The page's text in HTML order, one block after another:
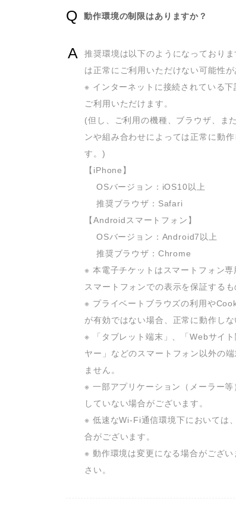
動作環境の制限はありますか？
推奨環境は以下のようになっており
は正常にご利用いただけない可能性が
※ インターネットに接続されている
ご利用いただけます。
(但し、ご利用の機種、ブラウザ、ま
ンや組み合わせによっては正常に動
す。)
【iPhone】
【Androidスマートフォン】
※ 本電子チケットはスマートフォン
スマートフォンでの表示を保証するも
※ プライベートブラウズの利用や
が有効ではない場合、正常に動作しな
※ 「タブレット端末」、「Webサイ
ヤー」などのスマートフォン以外の
ません。
※ 一部アプリケーション（メーラー
していない場合がございます。
※ 低速なWi-Fi通信環境下においては
合がございます。
※ 動作環境は変更になる場合がござ
さい。